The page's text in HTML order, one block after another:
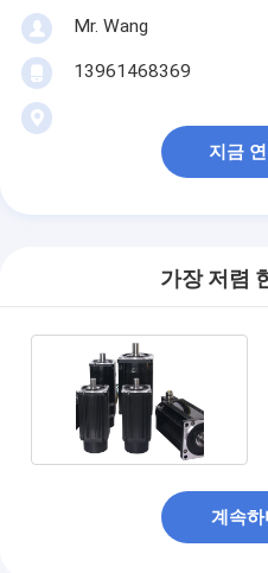
Mr. Wang
13961468369
지금
가장 저렴
계속